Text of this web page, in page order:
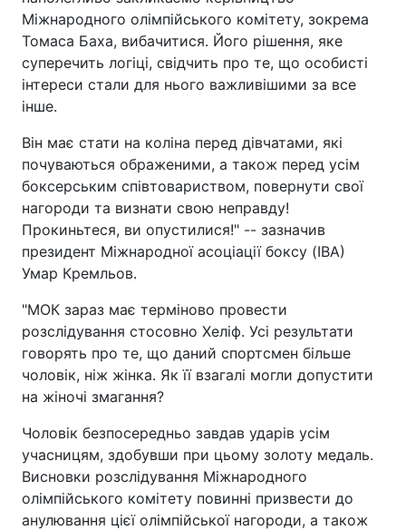
Міжнародного олімпійського комітету, зокрема
Томаса Баха, вибачитися. Його рішення, яке
суперечить логіці, свідчить про те, що особисті
інтереси стали для нього важливішими за все
інше.
Він має стати на коліна перед дівчатами, які
почуваються ображеними, а також перед усім
боксерським співтовариством, повернути свої
нагороди та визнати свою неправду!
Прокиньтеся, ви опустилися!" -- зазначив
президент Міжнародної асоціації боксу (IBA)
Умар Кремльов.
"МОК зараз має терміново провести
розслідування стосовно Хеліф. Усі результати
говорять про те, що даний спортсмен більше
чоловік, ніж жінка. Як її взагалі могли допустити
на жіночі змагання?
Чоловік безпосередньо завдав ударів усім
учасницям, здобувши при цьому золоту медаль.
Висновки розслідування Міжнародного
олімпійського комітету повинні призвести до
анулювання цієї олімпійської нагороди, а також